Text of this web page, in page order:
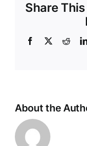
Share
Facebook
X
About the